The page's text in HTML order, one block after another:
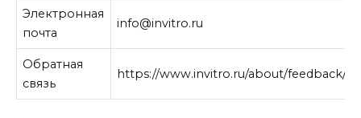
Электронная
почта
info@invitro.ru
Обратная
связь
https://www.invitro.ru/about/feedback/